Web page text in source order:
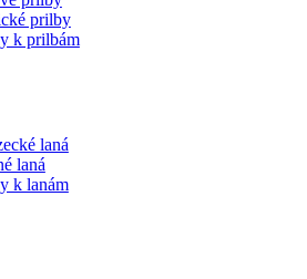
prilby
k prilbám
laná
laná
k lanám